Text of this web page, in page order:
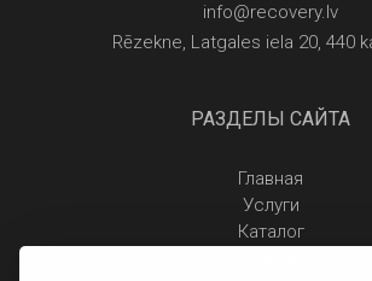
info@recovery.lv
Rēzekne, Latgales iela 20, 440
РАЗДЕЛЫ САЙТА
Главная
Услуги
Каталог